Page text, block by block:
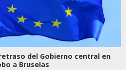
del Gobierno central en
a Bruselas